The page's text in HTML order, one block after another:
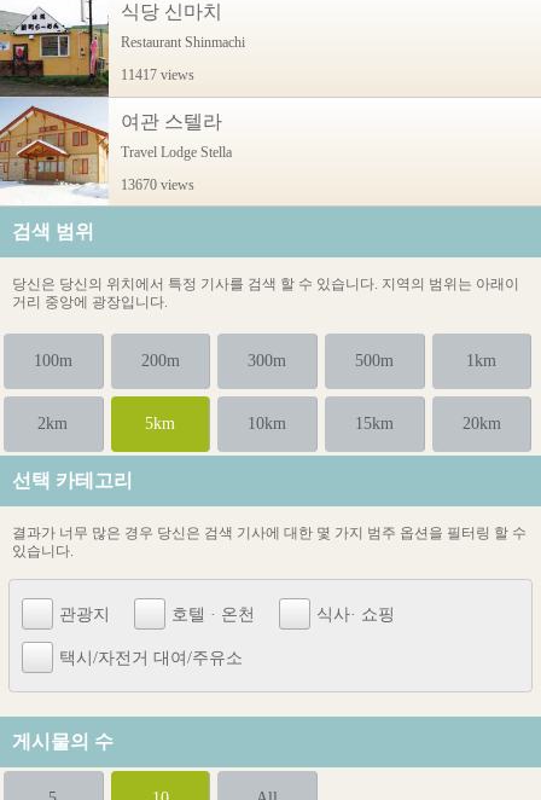
식당 신마치
Restaurant Shinmachi
11417 views
여관 스텔라
Travel Lodge Stella
13670 views
검색 범위
당신은 당신의 위치에서 특정 기사를 검색 할 수 있습니다. 지역의 범위는 아래이
거리 중앙에 광장입니다.
100m 200m 300m 500m 1km
2km 5km 10km 15km 20km
선택 카테고리
결과가 너무 많은 경우 당신은 검색 기사에 대한 몇 가지 범주 옵션을 필터링 할 수
있습니다.
관광지 호텔 · 온천 식사· 쇼핑
택시/자전거 대여/주유소
게시물의 수